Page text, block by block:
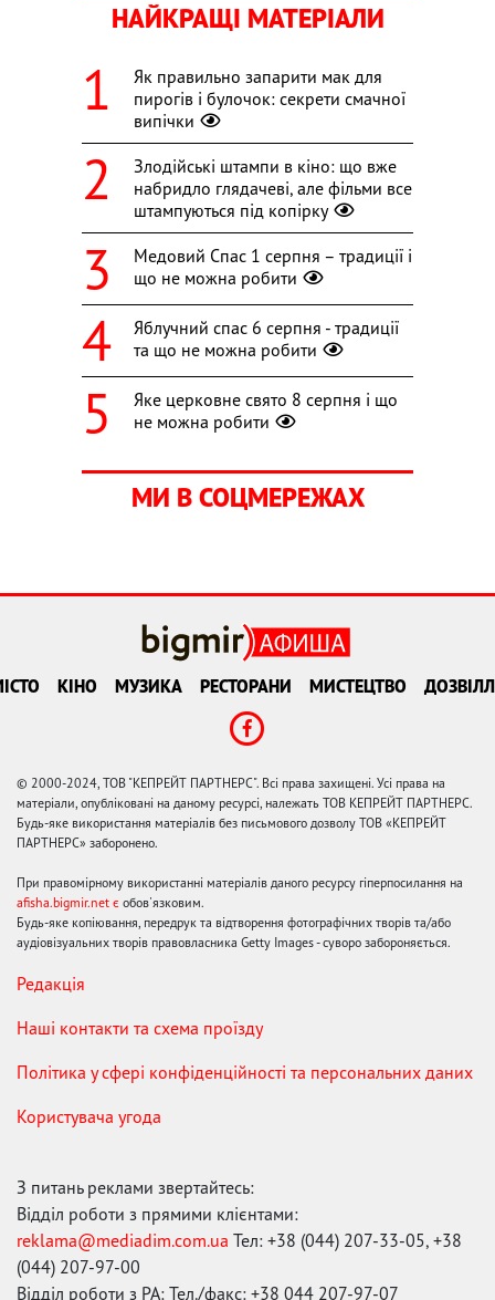
НАЙКРАЩІ МАТЕРІАЛИ
Як правильно запарити мак для
пирогів і булочок: секрети смачної
випічки
Злодійські штампи в кіно: що вже
набридло глядачеві, але фільми все
штампуються під копірку
Медовий Спас 1 серпня – традиції і
що не можна робити
Яблучний спас 6 серпня - традиції
та що не можна робити
Яке церковне свято 8 серпня і що
не можна робити
МИ В СОЦМЕРЕЖАХ
КІНО МУЗИКА РЕСТОРАНИ МИСТЕЦТВО
© 2000-2024, ТОВ "КЕПРЕЙТ ПАРТНЕРС". Всі права захищені. Усі права на
матеріали, опубліковані на даному ресурсі, належать ТОВ КЕПРЕЙТ ПАРТНЕРС.
Будь-яке використання матеріалів без письмового дозволу ТОВ «КЕПРЕЙТ
ПАРТНЕРС» заборонено.
При правомірному використанні матеріалів даного ресурсу гіперпосилання на
afisha.bigmir.net є обов'язковим.
Будь-яке копіювання, передрук та відтворення фотографічних творів та/або
аудіовізуальних творів правовласника Getty Images - суворо забороняється.
Редакція
Наші контакти та схема проїзду
Політика у сфері конфіденційності та персональних даних
Користувача угода
З питань реклами звертайтесь:
Відділ роботи з прямими клієнтами:
reklama@mediadim.com.ua Тел: +38 (044) 207-33-05, +38
(044) 207-97-00
Відділ роботи з РА: Тел./факс: +38 044 207-97-07